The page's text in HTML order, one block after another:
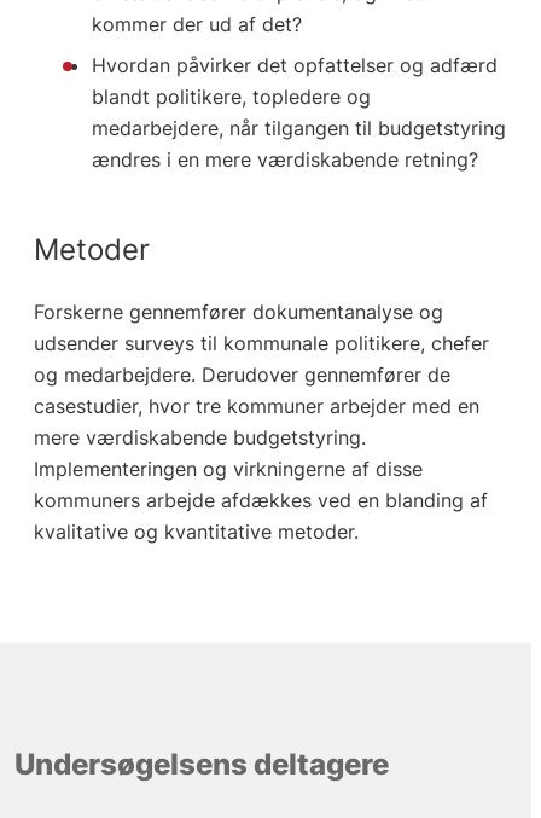
kommer der ud af det?
Hvordan påvirker det opfattelser og adfærd
blandt politikere, topledere og
medarbejdere, når tilgangen til budgetstyring
ændres i en mere værdiskabende retning?
Metoder
Forskerne gennemfører dokumentanalyse og
udsender surveys til kommunale politikere, chefer
og medarbejdere. Derudover gennemfører de
casestudier, hvor tre kommuner arbejder med en
mere værdiskabende budgetstyring.
Implementeringen og virkningerne af disse
kommuners arbejde afdækkes ved en blanding af
kvalitative og kvantitative metoder.
Undersøgelsens deltagere